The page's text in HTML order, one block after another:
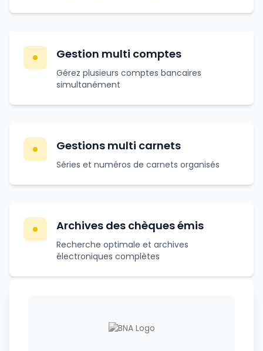
Gestion multi comptes
Gérez plusieurs comptes bancaires
simultanément
Gestions multi carnets
Séries et numéros de carnets organisés
Archives des chèques émis
Recherche optimale et archives
électroniques complètes